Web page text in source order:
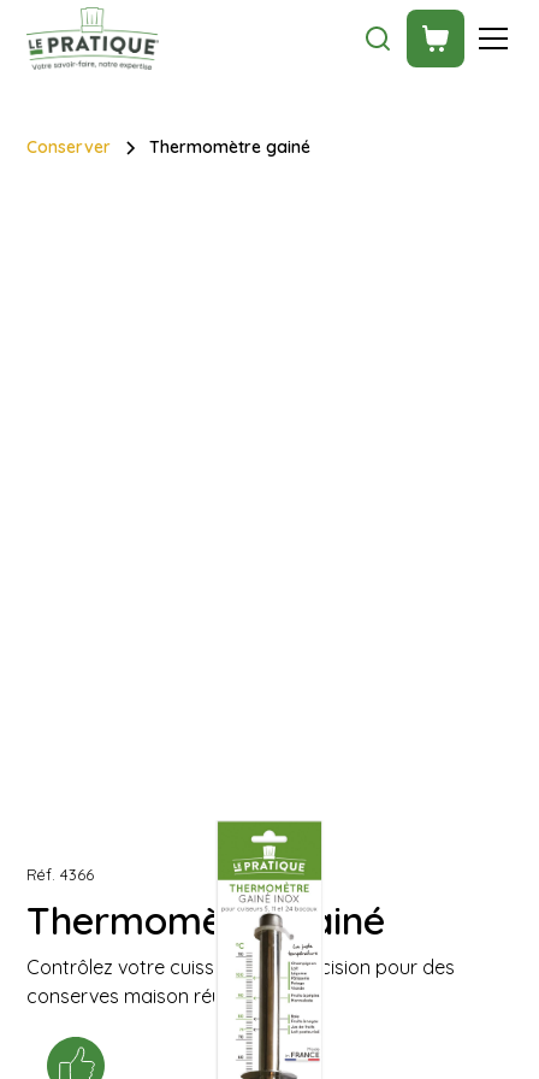
Conserver Thermomètre gainé
Réf. 4366
Thermomètre gainé
Contrôlez votre cuisson avec précision pour des
conserves maison réussies !